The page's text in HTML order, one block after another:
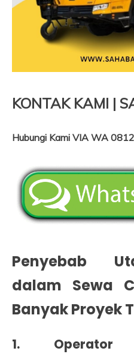
KONTAK KAMI |
Hubungi Kami VIA WA
Penyebab
dalam Sewa
Banyak Proyek
1. Operator